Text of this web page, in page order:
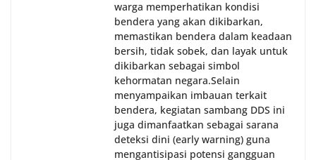
warga memperhatikan kondisi
bendera yang akan dikibarkan,
memastikan bendera dalam keadaan
bersih, tidak sobek, dan layak untuk
dikibarkan sebagai simbol
kehormatan negara.‎‎‎Selain
menyampaikan imbauan terkait
bendera, kegiatan sambang DDS ini
juga dimanfaatkan sebagai sarana
deteksi dini (early warning) guna
mengantisipasi potensi gangguan